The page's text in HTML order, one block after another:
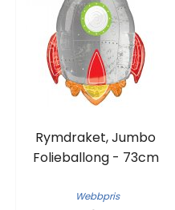
Rymdraket, Jumbo
Folieballong - 73cm
Webbpris